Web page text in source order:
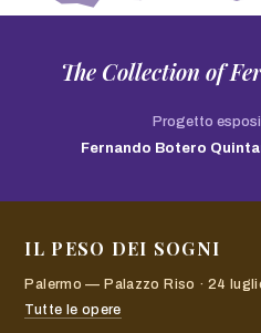
The Collection of
Progetto
Fernando Botero
IL PESO DEI SOGNI
Palermo — Palazzo Riso · 24
Tutte le opere